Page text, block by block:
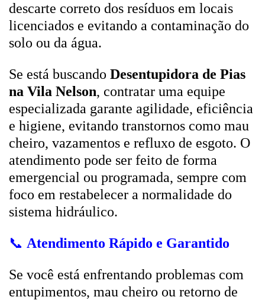
descarte correto dos resíduos em locais
licenciados e evitando a contaminação do
solo ou da água.
Se está buscando Desentupidora de Pias
na Vila Nelson, contratar uma equipe
especializada garante agilidade, eficiência
e higiene, evitando transtornos como mau
cheiro, vazamentos e refluxo de esgoto. O
atendimento pode ser feito de forma
emergencial ou programada, sempre com
foco em restabelecer a normalidade do
sistema hidráulico.
📞 Atendimento Rápido e Garantido
Se você está enfrentando problemas com
entupimentos, mau cheiro ou retorno de